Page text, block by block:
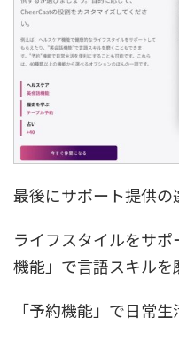
最後にサポート提供の
ライフスタイルをサ
機能」で言語スキルを
「予約機能」で日常